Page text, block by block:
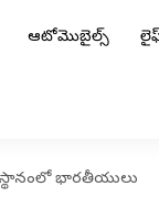
ఆటోమొబైల్స్
భారతీయులు